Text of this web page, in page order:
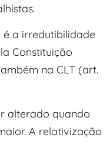
é a irredutibilidade
Constituição
na CLT (art.
alterado quando
A relativização